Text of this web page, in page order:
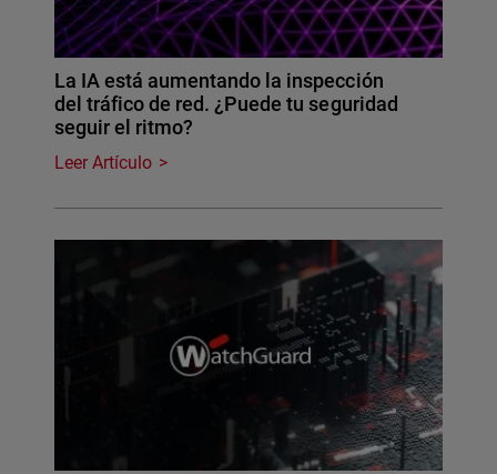
La IA está aumentando la inspección
del tráfico de red. ¿Puede tu seguridad
seguir el ritmo?
Leer Artículo